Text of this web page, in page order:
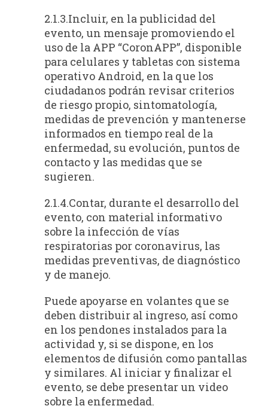
2.1.3.Incluir, en la publicidad del
evento, un mensaje promoviendo el
uso de la APP “CoronAPP”, disponible
para celulares y tabletas con sistema
operativo Android, en la que los
ciudadanos podrán revisar criterios
de riesgo propio, sintomatología,
medidas de prevención y mantenerse
informados en tiempo real de la
enfermedad, su evolución, puntos de
contacto y las medidas que se
sugieren.
2.1.4.Contar, durante el desarrollo del
evento, con material informativo
sobre la infección de vías
respiratorias por coronavirus, las
medidas preventivas, de diagnóstico
y de manejo.
Puede apoyarse en volantes que se
deben distribuir al ingreso, así como
en los pendones instalados para la
actividad y, si se dispone, en los
elementos de difusión como pantallas
y similares. Al iniciar y finalizar el
evento, se debe presentar un video
sobre la enfermedad.